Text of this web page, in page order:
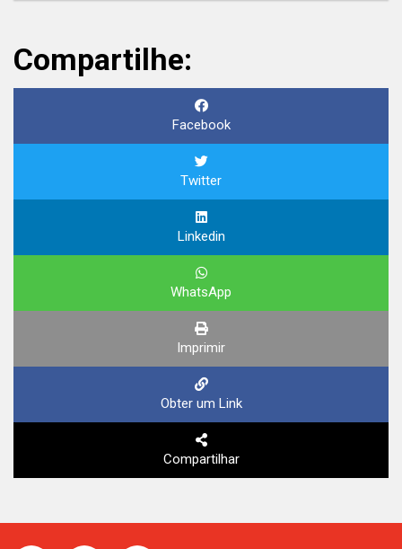
Compartilhe:
Facebook
Twitter
Linkedin
WhatsApp
Imprimir
Obter um Link
Compartilhar